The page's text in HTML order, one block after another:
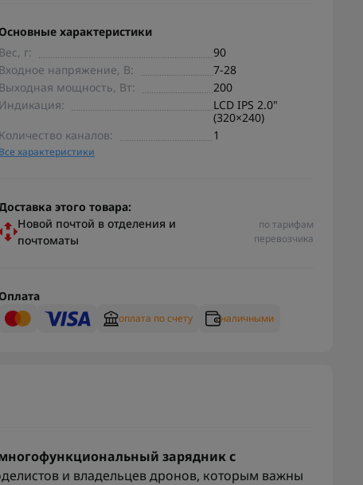
Основные характеристики
Вес, г:
90
Входное напряжение, В:
7-28
Выходная мощность, Вт:
200
Индикация:
LCD IPS 2.0"
(320×240)
Количество каналов:
1
Все характеристики
этого товара:
Новой почтой в отделения и
почтоматы
по тарифам
перевозчика
Оплата
оплата по счету наличными
многофункциональный зарядник с
и владельцев дронов, которым важны